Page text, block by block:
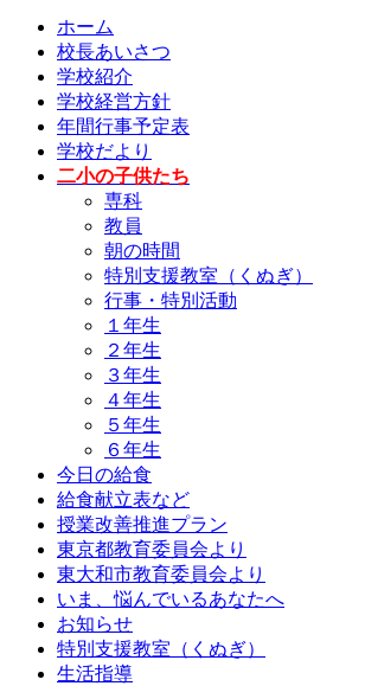
ホーム
校長あいさつ
学校紹介
学校経営方針
年間行事予定表
学校だより
二小の子供たち
専科
教員
朝の時間
特別支援教室（くぬぎ）
行事・特別活動
１年生
２年生
３年生
４年生
５年生
６年生
今日の給食
給食献立表など
授業改善推進プラン
東京都教育委員会より
東大和市教育委員会より
いま、悩んでいるあなたへ
お知らせ
特別支援教室（くぬぎ）
生活指導